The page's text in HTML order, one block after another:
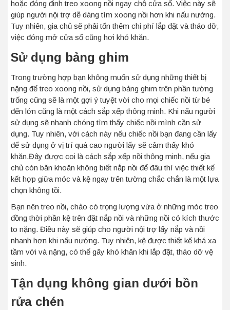
hoặc đóng đinh treo xoong nồi ngay chỗ cửa sổ. Việc này sẽ
giúp người nội trợ dễ dàng tìm xoong nồi hơn khi nấu nướng.
Tuy nhiên, gia chủ sẽ phải tốn thêm chi phí lắp đặt và tháo dỡ,
việc đóng mở cửa sổ cũng hơi khó khăn.
Sử dụng bảng ghim
Trong trường hợp bạn không muốn sử dụng những thiết bị
nặng để treo xoong nồi, sử dụng bảng ghim trên phần tường
trống cũng sẽ là một gợi ý tuyệt vời cho mọi chiếc nồi từ bé
đến lớn cũng là một cách sắp xếp thông minh. Khi nấu người
sử dụng sẽ nhanh chóng tìm thấy chiếc nồi mình cần sử
dụng. Tuy nhiên, với cách này nếu chiếc nồi bạn đang cần lấy
để sử dụng ở vị trí quá cao người lấy sẽ cảm thấy khó
khăn.Đây được coi là cách sắp xếp nồi thông minh, nếu gia
chủ còn băn khoăn không biết nắp nồi để đâu thì việc thiết kế
kết hợp giữa móc và kệ ngay trên tường chắc chắn là một lựa
chọn không tồi.
Bạn nên treo nồi, chảo có trọng lượng vừa ở những móc treo
đồng thời phần kệ trên đặt nắp nồi và những nồi có kích thước
to nặng. Điều này sẽ giúp cho người nội trợ lấy nắp và nồi
nhanh hơn khi nấu nướng. Tuy nhiên, kệ được thiết kế khá xa
tầm với và nặng, có thể gây khó khăn khi lắp đặt, tháo dỡ vệ
sinh.
Tận dụng không gian dưới bồn
rửa chén